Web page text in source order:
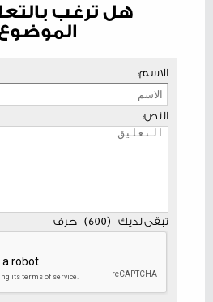
هل ترغب
الاسم:
النص:
تبقى لديك (
600
) حرف